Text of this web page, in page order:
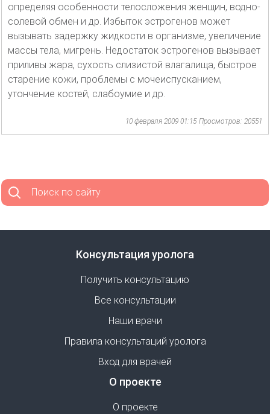
определяя особенности телосложения женщин, водно-
солевой обмен и др. Избыток эстрогенов может
вызывать задержку жидкости в организме, увеличение
массы тела, мигрень. Недостаток эстрогенов вызывает
приливы жара, сухость слизистой влагалища, быстрое
старение кожи, проблемы с мочеиспусканием,
утончение костей, слабоумие и др.
10 февраля 2009 01:15 Просмотров: 20551
Поиск по сайту
Консультация уролога
Получить консультацию
Все консультации
Наши врачи
Правила консультаций уролога
Вход для врачей
О проекте
О проекте